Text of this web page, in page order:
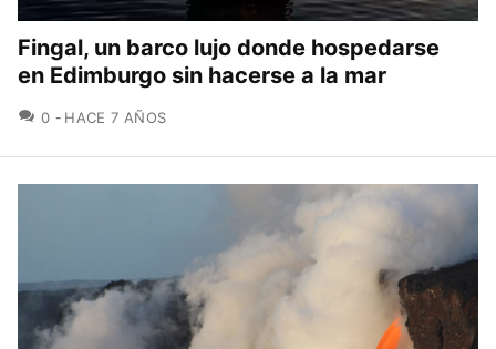
Fingal, un barco lujo donde hospedarse
en Edimburgo sin hacerse a la mar
0 COMENTARIOS
HACE 7 AÑOS